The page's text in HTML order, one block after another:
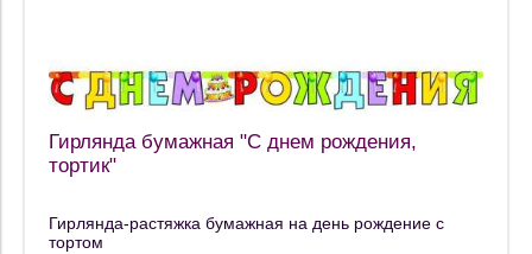
Гирлянда бумажная "С днем рождения,
тортик"
Гирлянда-растяжка бумажная на день рождение с
тортом